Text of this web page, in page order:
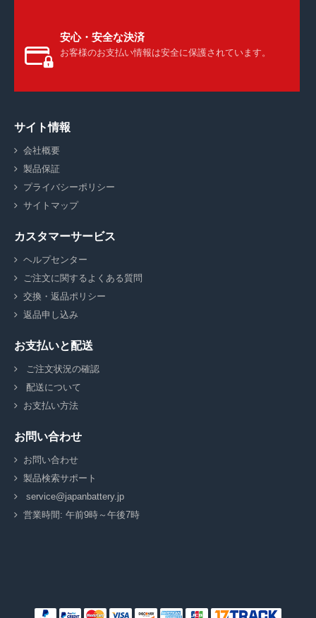
安心・安全な決済
お客様のお支払い情報は安全に保護されています。
サイト情報
会社概要
製品保証
プライバシーポリシー
サイトマップ
カスタマーサービス
ヘルプセンター
ご注文に関するよくある質問
交換・返品ポリシー
返品申し込み
お支払いと配送
ご注文状況の確認
配送について
お支払い方法
お問い合わせ
お問い合わせ
製品検索サポート
service@japanbattery.jp
営業時間: 午前9時～午後7時